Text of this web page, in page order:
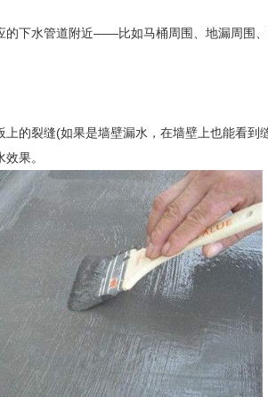
下水管道附近——比如马桶周围、地漏周围
的裂缝(如果是墙壁漏水，在墙壁上也能看到
果。